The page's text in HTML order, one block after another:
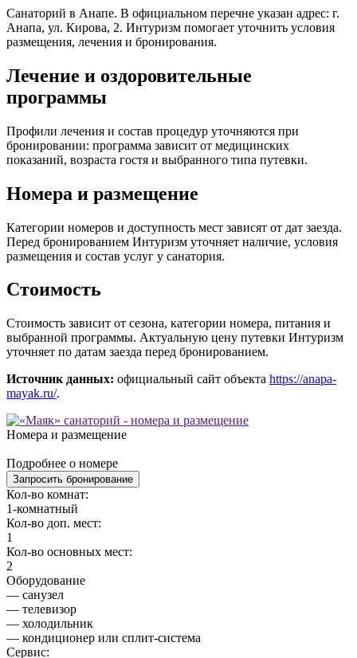
Санаторий в Анапе. В официальном перечне указан адрес: г.
Анапа, ул. Кирова, 2. Интуризм помогает уточнить условия
размещения, лечения и бронирования.
Лечение и оздоровительные
программы
Профили лечения и состав процедур уточняются при
бронировании: программа зависит от медицинских
показаний, возраста гостя и выбранного типа путевки.
Номера и размещение
Категории номеров и доступность мест зависят от дат заезда.
Перед бронированием Интуризм уточняет наличие, условия
размещения и состав услуг у санатория.
Стоимость
Стоимость зависит от сезона, категории номера, питания и
выбранной программы. Актуальную цену путевки Интуризм
уточняет по датам заезда перед бронированием.
Источник данных: официальный сайт объекта https://anapa-
mayak.ru/.
Номера и размещение
Подробнее о номере
Запросить бронирование
Кол-во комнат:
1-комнатный
Кол-во доп. мест:
1
Кол-во основных мест:
2
Оборудование
— санузел
— телевизор
— холодильник
— кондиционер или сплит-система
Сервис: